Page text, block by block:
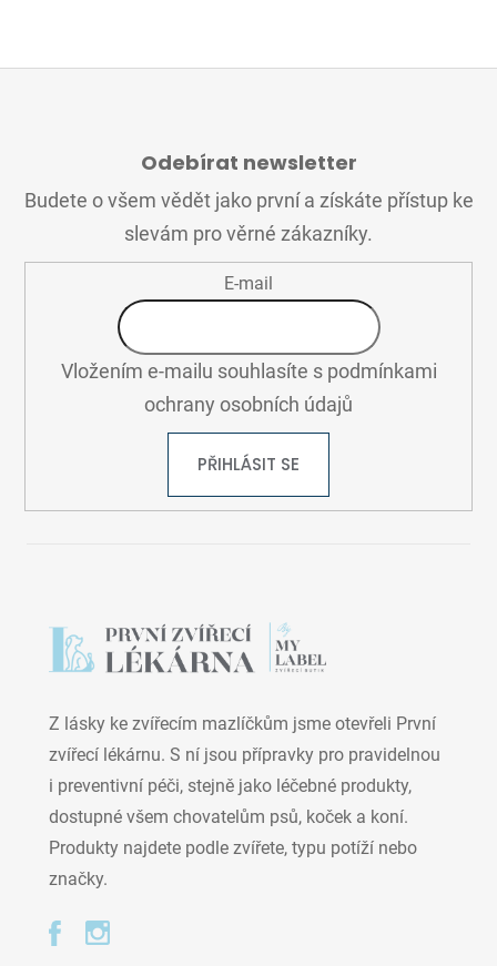
Odebírat newsletter
Budete o všem vědět jako první a získáte přístup ke
slevám pro věrné zákazníky.
E-mail
Vložením e-mailu souhlasíte s podmínkami
ochrany osobních údajů
PŘIHLÁSIT SE
Z lásky ke zvířecím mazlíčkům jsme otevřeli První
zvířecí lékárnu. S ní jsou přípravky pro pravidelnou
i preventivní péči, stejně jako léčebné produkty,
dostupné všem chovatelům psů, koček a koní.
Produkty najdete podle zvířete, typu potíží nebo
značky.